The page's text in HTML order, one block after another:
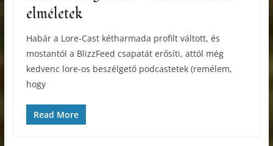
elméletek
Habár a Lore-Cast kétharmada profilt váltott, és
mostantól a BlizzFeed csapatát erősíti, attól még
kedvenc lore-os beszélgető podcastetek (remélem,
hogy
Read More